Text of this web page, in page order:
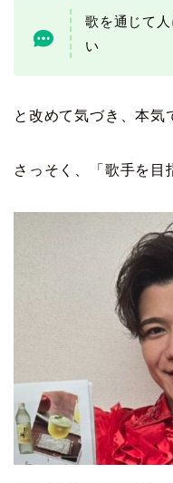
歌を通じて
い
と改めて気づき、本気
さっそく、「歌手を目